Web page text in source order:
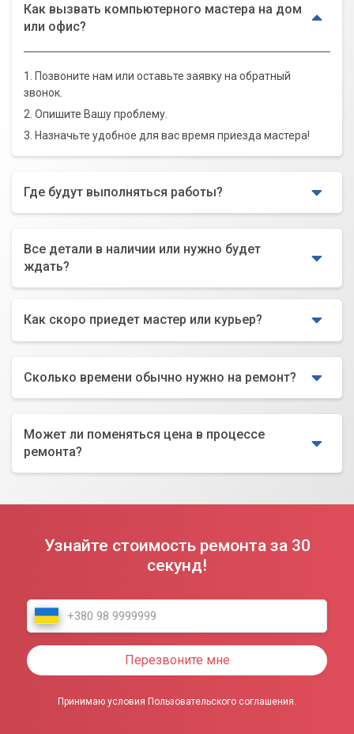
Как вызвать компьютерного мастера на дом
или офис?
1. Позвоните нам или оставьте заявку на обратный
звонок.
2. Опишите Вашу проблему.
3. Назначьте удобное для вас время приезда мастера!
Где будут выполняться работы?
Все детали в наличии или нужно будет
ждать?
Как скоро приедет мастер или курьер?
Сколько времени обычно нужно на ремонт?
Может ли поменяться цена в процессе
ремонта?
Узнайте стоимость ремонта за 30
секунд!
Перезвоните мне
Принимаю условия Пользовательского соглашения.